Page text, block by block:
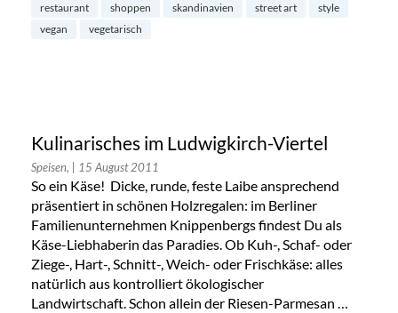
restaurant
shoppen skandinavien street art
style
vegan
vegetarisch
Kulinarisches im Ludwigkirch-Viertel
Speisen, | 15 August 2011
So ein Käse! Dicke, runde, feste Laibe ansprechend
präsentiert in schönen Holzregalen: im Berliner
Familienunternehmen Knippenbergs findest Du als
Käse-Liebhaberin das Paradies. Ob Kuh-, Schaf- oder
Ziege-, Hart-, Schnitt-, Weich- oder Frischkäse: alles
natürlich aus kontrolliert ökologischer
Landwirtschaft. Schon allein der Riesen-Parmesan …